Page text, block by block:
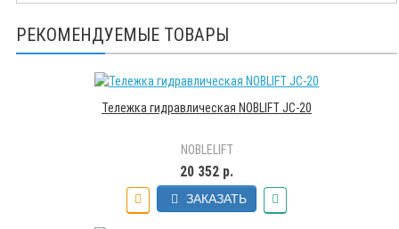
РЕКОМЕНДУЕМЫЕ ТОВАРЫ
Тележка гидравлическая NOBLIFT JC-20
NOBLELIFT
20 352 р.
ЗАКАЗАТЬ